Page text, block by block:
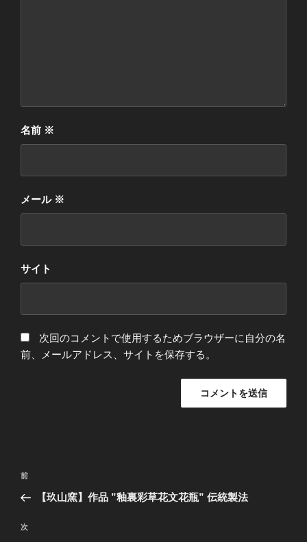
名前 ※
メール ※
サイト
次回のコメントで使用するためブラウザーに自分の名
前、メールアドレス、サイトを保存する。
投
ナ
ビ
前
の
稿
前
【玖山窯】作品 ”釉裏彩草花文花瓶” 伝統製法
次
次